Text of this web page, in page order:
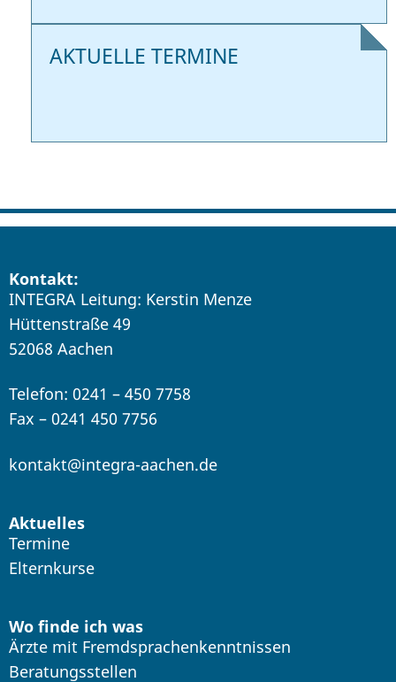
AKTUELLE TERMINE
Kontakt:
INTEGRA Leitung: Kerstin Menze
Hüttenstraße 49
52068 Aachen
Telefon: 0241 – 450 7758
Fax – 0241 450 7756
kontakt@integra-aachen.de
Aktuelles
Termine
Elternkurse
Wo finde ich was
Ärzte mit Fremdsprachenkenntnissen
Beratungsstellen